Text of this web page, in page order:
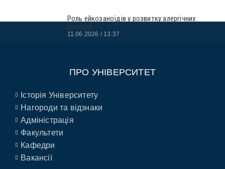
Роль ейкозаноїдів у розвитку алергічних
реакцій
11.06.2026 13:37
ПРО УНІВЕРСИТЕТ
Історія Університету
Нагороди та відзнаки
Адміністрація
Факультети
Кафедри
Вакансії